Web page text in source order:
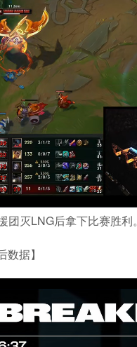
灭LNG后拿下比赛胜利。
数据】